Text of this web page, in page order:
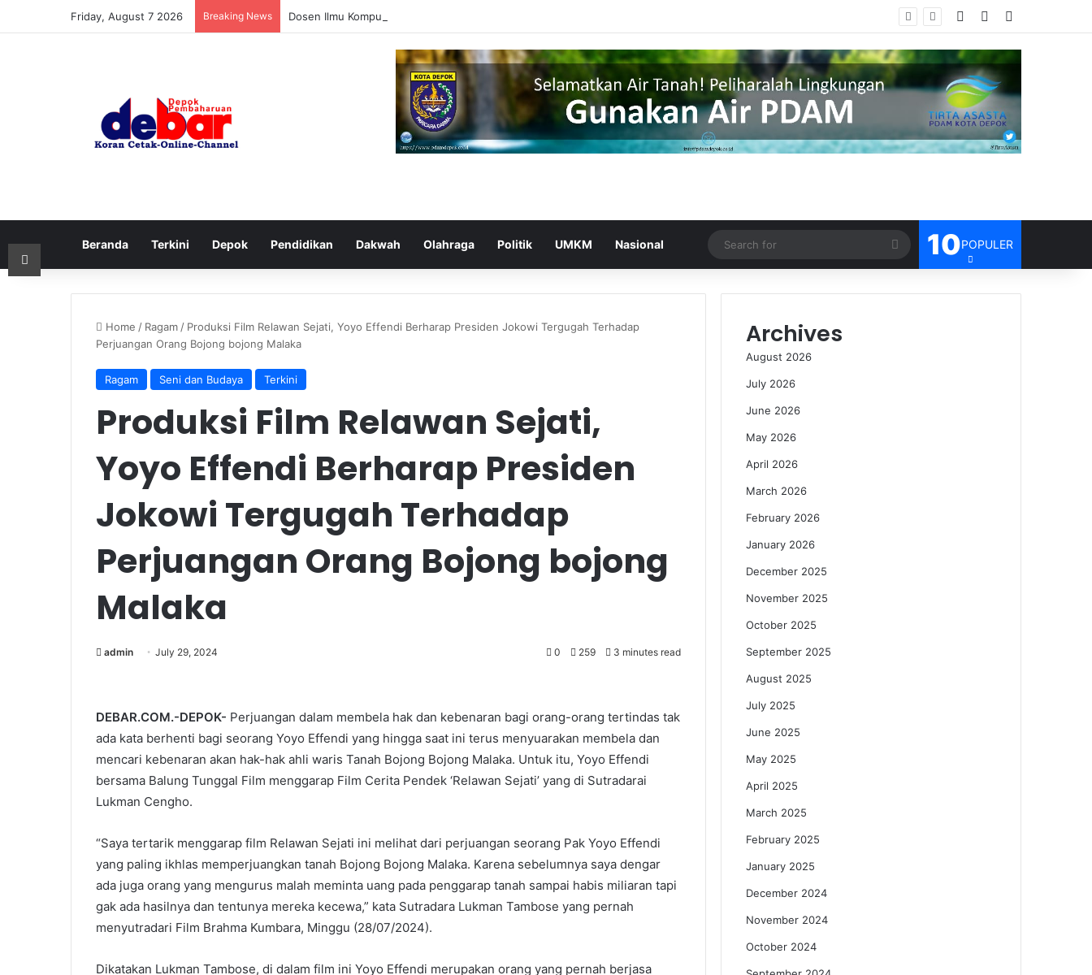
Friday, August 7 2026 Breaking News Dosen Ilmu Komputer UPER Kembangkan Netrash, Bikin Pengelolaan Sampah Makin Efisien Log InRandom Article
Beranda Terkini Depok Pendidikan Dakwah Olahraga Politik UMKM Nasional
Search
for
10POPULER
Home / Ragam / Produksi Film Relawan Sejati, Yoyo Effendi Berharap Presiden Jokowi Tergugah Terhadap
Perjuangan Orang Bojong bojong Malaka
Ragam Seni dan Budaya Terkini
Produksi Film Relawan Sejati,
Yoyo Effendi Berharap Presiden
Jokowi Tergugah Terhadap
Perjuangan Orang Bojong bojong
Malaka
admin July 29, 2024 0 259 3 minutes read
DEBAR.COM.-DEPOK- Perjuangan dalam membela hak dan kebenaran bagi orang-orang tertindas tak
ada kata berhenti bagi seorang Yoyo Effendi yang hingga saat ini terus menyuarakan membela dan
mencari kebenaran akan hak-hak ahli waris Tanah Bojong Bojong Malaka. Untuk itu, Yoyo Effendi
bersama Balung Tunggal Film menggarap Film Cerita Pendek ‘Relawan Sejati’ yang di Sutradarai
Lukman Cengho.
“Saya tertarik menggarap film Relawan Sejati ini melihat dari perjuangan seorang Pak Yoyo Effendi
yang paling ikhlas memperjuangkan tanah Bojong Bojong Malaka. Karena sebelumnya saya dengar
ada juga orang yang mengurus malah meminta uang pada penggarap tanah sampai habis miliaran tapi
gak ada hasilnya dan tentunya mereka kecewa,” kata Sutradara Lukman Tambose yang pernah
menyutradari Film Brahma Kumbara, Minggu (28/07/2024).
Dikatakan Lukman Tambose, di dalam film ini Yoyo Effendi merupakan orang yang pernah berjasa
Archives
August 2026
July 2026
June 2026
May 2026
April 2026
March 2026
February 2026
January 2026
December 2025
November 2025
October 2025
September 2025
August 2025
July 2025
June 2025
May 2025
April 2025
March 2025
February 2025
January 2025
December 2024
November 2024
October 2024